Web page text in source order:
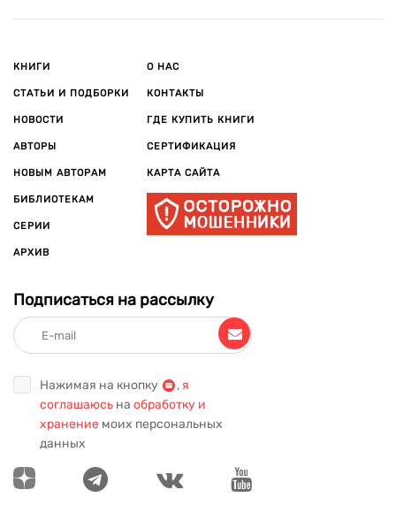
КНИГИ
СТАТЬИ И ПОДБОРКИ
НОВОСТИ
АВТОРЫ
НОВЫМ АВТОРАМ
БИБЛИОТЕКАМ
СЕРИИ
АРХИВ
О НАС
КОНТАКТЫ
ГДЕ КУПИТЬ КНИГИ
СЕРТИФИКАЦИЯ
КАРТА САЙТА
Подписаться на рассылку
Нажимая на кнопку , я
соглашаюсь на обработку и
хранение моих персональных
данных